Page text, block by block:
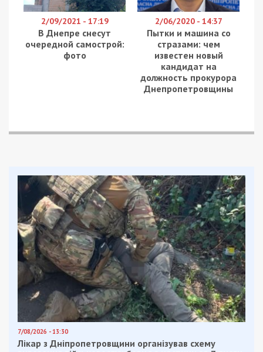
Также сложно добраться на работу и жителям
левобережных районов города. Ранее мы писали,
что автор другой петицииРуслана Малыхина
считает, что проблему может решить создание
нового маршрута, который будет следовать
через жилмассивы Березинский, Левобережный и
Facebook
Telegram
Twitter
WhatsApp
ViberEmail
Категории:Суспільство| Метки:
движение транспорта,маршрутки,
петиция
Рекламні блоки дають нам змогу
залишатися незалежними ЗМІ, а вам -
отримувати найсвіжіші новини під ними.
Приєднуйтесь також до 49000 в Google News. Слідкуйте
за останніми новинами!